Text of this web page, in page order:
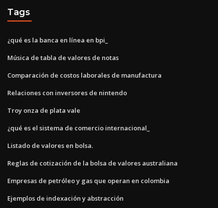
Tags
¿qué es la banca en línea en bpi_
Música de tabla de valores de notas
Comparación de costos laborales de manufactura
Relaciones con inversores de nintendo
Troy onza de plata vale
¿qué es el sistema de comercio internacional_
Listado de valores en bolsa.
Reglas de cotización de la bolsa de valores australiana
Empresas de petróleo y gas que operan en colombia
Ejemplos de indexación y abstracción